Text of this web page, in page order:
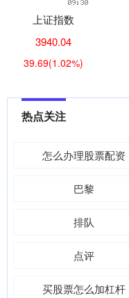
上证指数
3940.04
39.69(1.02%)
热点关注
怎么办理股票配资
巴黎
排队
点评
买股票怎么加杠杆